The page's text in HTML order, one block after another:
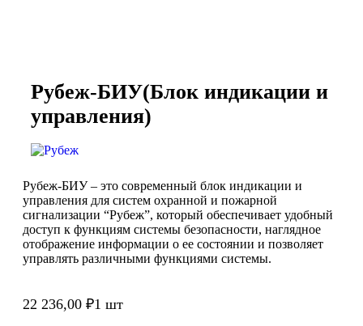
Рубеж-БИУ(Блок индикации и
управления)
Рубеж-БИУ – это современный блок индикации и
управления для систем охранной и пожарной
сигнализации “Рубеж”, который обеспечивает удобный
доступ к функциям системы безопасности, наглядное
отображение информации о ее состоянии и позволяет
управлять различными функциями системы.
22 236,00 ₽1 шт